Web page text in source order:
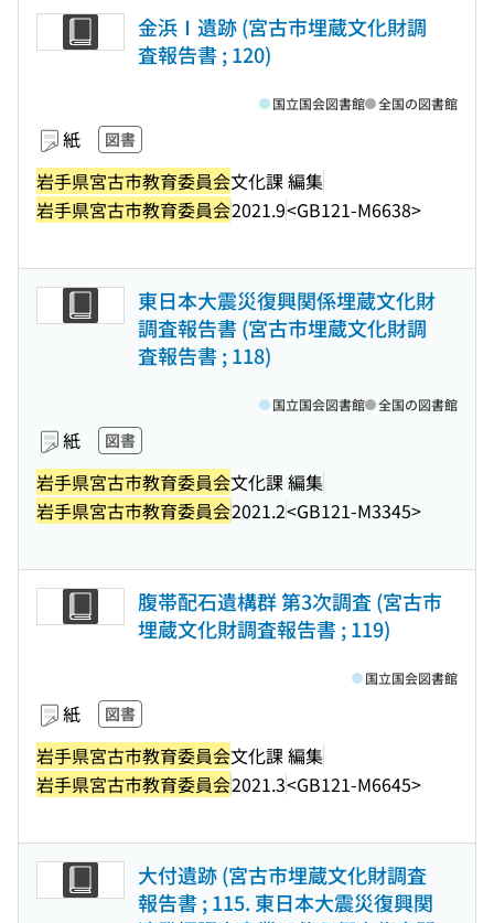
金浜Ⅰ遺跡 (宮古市埋蔵文化財調
査報告書 ; 120)
紙 図書
岩手県宮古市教育委員会文化課 編集
岩手県宮古市教育委員会2021.9<GB121-M6638>
国立国会図書館 全国の図書館
東日本大震災復興関係埋蔵文化財
調査報告書 (宮古市埋蔵文化財調
査報告書 ; 118)
紙 図書
岩手県宮古市教育委員会文化課 編集
岩手県宮古市教育委員会2021.2<GB121-M3345>
国立国会図書館 全国の図書館
腹帯配石遺構群 第3次調査 (宮古市
埋蔵文化財調査報告書 ; 119)
紙 図書
岩手県宮古市教育委員会文化課 編集
岩手県宮古市教育委員会2021.3<GB121-M6645>
国立国会図書館
大付遺跡 (宮古市埋蔵文化財調査
報告書 ; 115. 東日本大震災復興関